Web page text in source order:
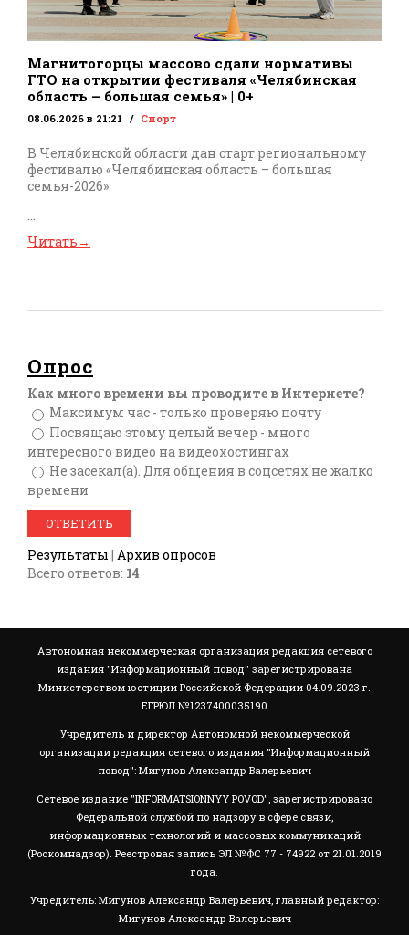
Магнитогорцы массово сдали нормативы
ГТО на открытии фестиваля «Челябинская
область – большая семья» | 0+
08.06.2026 в 21:21 Спорт
В Челябинской области дан старт региональному
фестивалю «Челябинская область – большая
семья-2026».
...
Читать→
Опрос
Как много времени вы проводите в Интернете?
Максимум час - только проверяю почту
Посвящаю этому целый вечер - много
интересного видео на видеохостингах
Не засекал(а). Для общения в соцсетях не жалко
времени
Результаты | Архив опросов
Всего ответов: 14
Автономная некоммерческая организация редакция сетевого
издания "Информационный повод" зарегистрирована
Министерством юстиции Российской Федерации 04.09.2023 г.
ЕГРЮЛ №1237400035190
Учредитель и директор Автономной некоммерческой
организации редакция сетевого издания "Информационный
повод": Мигунов Александр Валерьевич
Сетевое издание "INFORMATSIONNYY POVOD", зарегистрировано
Федеральной службой по надзору в сфере связи,
информационных технологий и массовых коммуникаций
(Роскомнадзор). Реестровая запись ЭЛ №ФС 77 - 74922 от 21.01.2019
года.
Учредитель: Мигунов Александр Валерьевич, главный редактор:
Мигунов Александр Валерьевич